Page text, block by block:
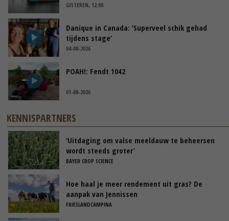
GISTEREN, 12:00
Danique in Canada: ‘Superveel schik gehad
tijdens stage’
04-08-2026
POAH!: Fendt 1042
01-08-2026
KENNISPARTNERS
‘Uitdaging om valse meeldauw te beheersen
wordt steeds groter’
BAYER CROP SCIENCE
Hoe haal je meer rendement uit gras? De
aanpak van Jennissen
FRIESLANDCAMPINA